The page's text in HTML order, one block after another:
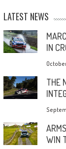
LATEST NEWS
IN
THE
WIN